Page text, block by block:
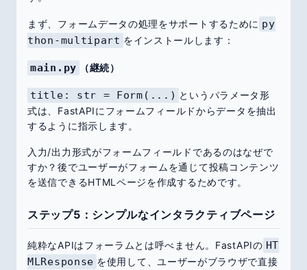
まず、フォームデータの処理をサポートするために py
thon-multipart をインストールします：
main.py （継続）
title: str = Form(...) というパラメータ形
式は、FastAPIにフォームフィールドからデータを抽出
するように指示します。
入力/出力形式がフォームフィールドであるのはなぜで
すか？後でユーザーがフォームを通じて投稿コンテンツ
を送信できるHTMLページを作成するためです。
ステップ5：シンプルなインタラクティブページ
純粋なAPIはフォーラムとは呼べません。FastAPIの HT
MLResponse を使用して、ユーザーがブラウザで直接